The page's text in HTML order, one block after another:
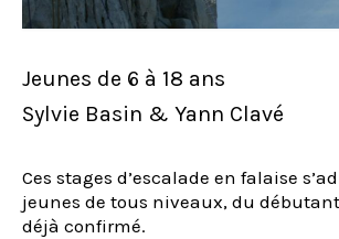
Jeunes de 6 à 18 ans
Sylvie Basin & Yann Clavé
Ces stages d’escalade en falaise
jeunes de tous niveaux, du
déjà confirmé.